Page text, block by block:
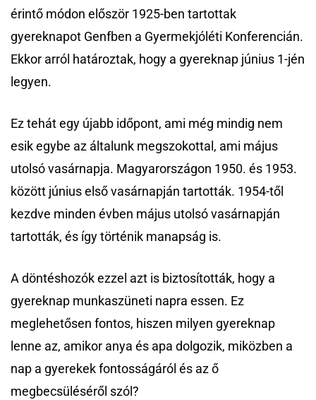
érintő módon először 1925-ben tartottak
gyereknapot Genfben a Gyermekjóléti Konferencián.
Ekkor arról határoztak, hogy a gyereknap június 1-jén
legyen.
Ez tehát egy újabb időpont, ami még mindig nem
esik egybe az általunk megszokottal, ami május
utolsó vasárnapja. Magyarországon 1950. és 1953.
között június első vasárnapján tartották. 1954-től
kezdve minden évben május utolsó vasárnapján
tartották, és így történik manapság is.
A döntéshozók ezzel azt is biztosították, hogy a
gyereknap munkaszüneti napra essen. Ez
meglehetősen fontos, hiszen milyen gyereknap
lenne az, amikor anya és apa dolgozik, miközben a
nap a gyerekek fontosságáról és az ő
megbecsüléséről szól?